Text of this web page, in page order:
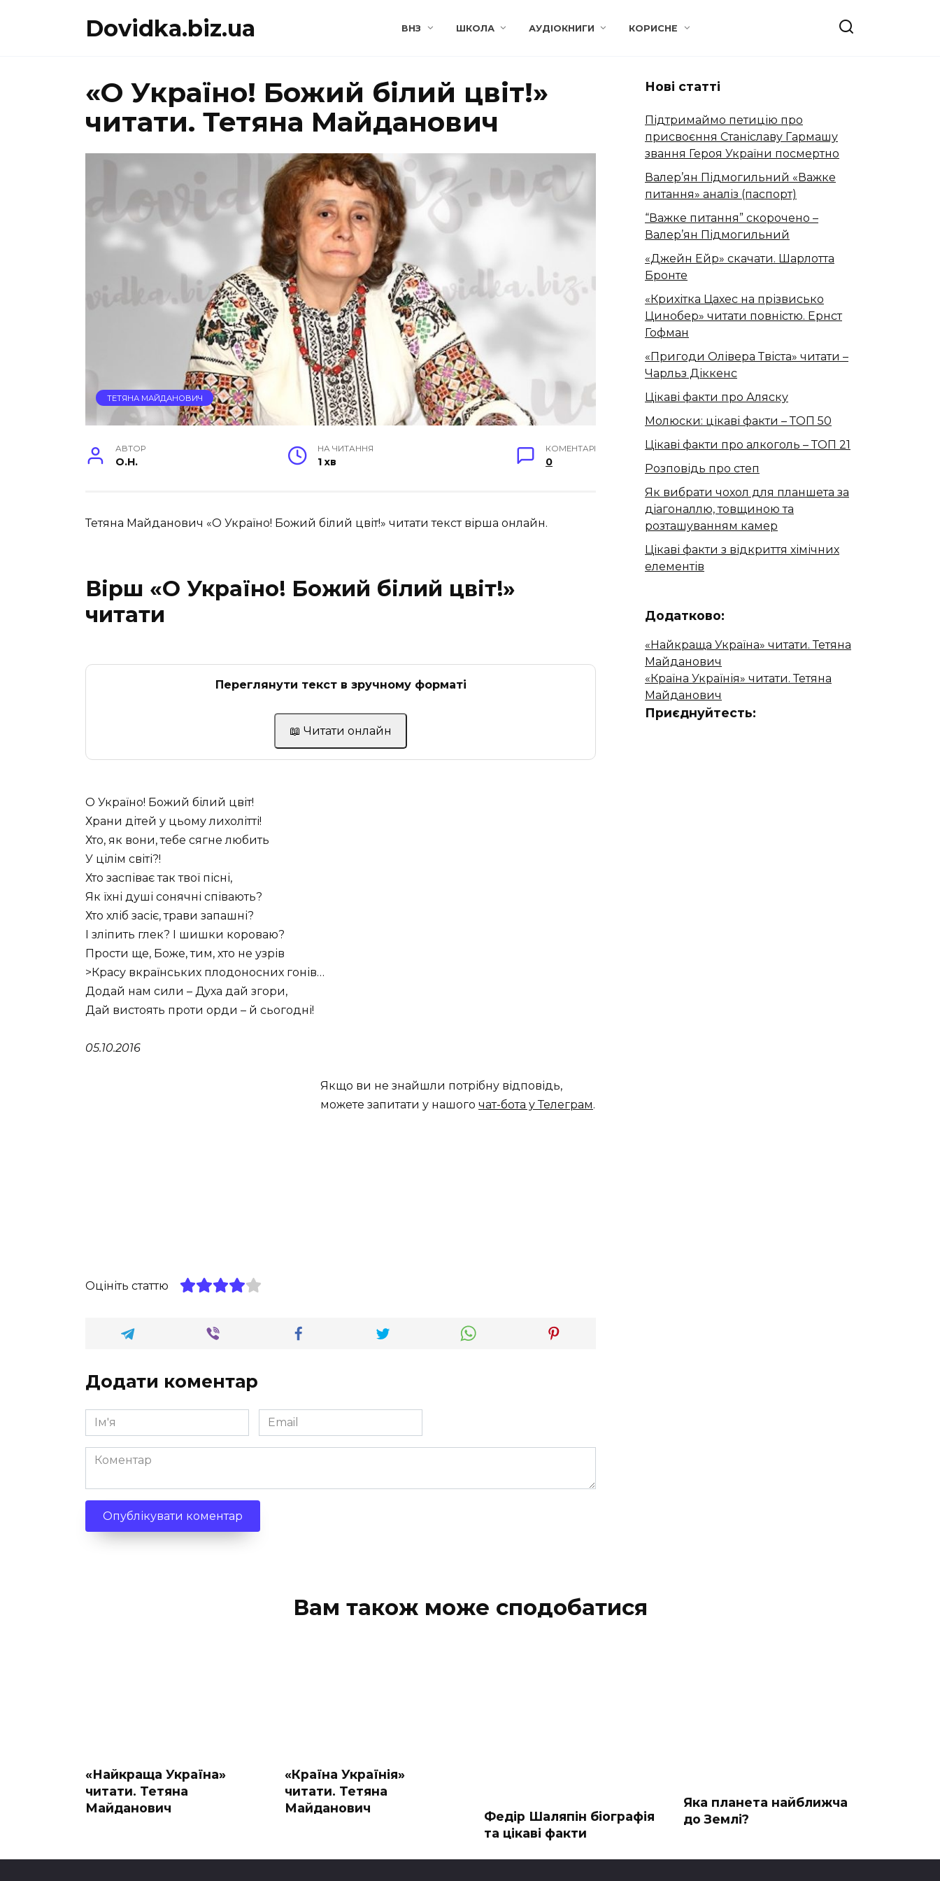
Dovidka.biz.ua ВНЗ ШКОЛА АУДІОКНИГИ КОРИСНЕ
«О Україно! Божий білий цвіт!»
читати. Тетяна Майданович
ТЕТЯНА МАЙДАНОВИЧ
АВТОР
O.H.
НА ЧИТАННЯ
1 хв
КОМЕНТАРІ
0
Тетяна Майданович «О Україно! Божий білий цвіт!» читати текст вірша онлайн.
Вірш «О Україно! Божий білий цвіт!»
читати
Переглянути текст в зручному форматі
📖 Читати онлайн
О Україно! Божий білий цвіт!
Храни дітей у цьому лихолітті!
Хто, як вони, тебе сягне любить
У цілім світі?!
Хто заспіває так твої пісні,
Як їхні душі сонячні співають?
Хто хліб засіє, трави запашні?
І зліпить глек? І шишки короваю?
Прости ще, Боже, тим, хто не узрів
>Красу вкраїнських плодоносних гонів…
Додай нам сили – Духа дай згори,
Дай вистоять проти орди – й сьогодні!
05.10.2016
Якщо ви не знайшли потрібну відповідь,
можете запитати у нашого чат-бота у Телеграм.
Оцініть статтю
Додати коментар
Ім'я
*
Email
*
Коментар
Нові статті
Підтримаймо петицію про
присвоєння Станіславу Гармашу
звання Героя України посмертно
Валер’ян Підмогильний «Важке
питання» аналіз (паспорт)
“Важке питання” скорочено –
Валер’ян Підмогильний
«Джейн Ейр» скачати. Шарлотта
Бронте
«Крихітка Цахес на прізвисько
Цинобер» читати повністю. Ернст
Гофман
«Пригоди Олівера Твіста» читати –
Чарльз Діккенс
Цікаві факти про Аляску
Молюски: цікаві факти – ТОП 50
Цікаві факти про алкоголь – ТОП 21
Розповідь про степ
Як вибрати чохол для планшета за
діагоналлю, товщиною та
розташуванням камер
Цікаві факти з відкриття хімічних
елементів
Додатково:
«Найкраща Україна» читати. Тетяна
Майданович
«Країна Українія» читати. Тетяна
Майданович
Приєднуйтесть:
Вам також може сподобатися
«Найкраща Україна»
читати. Тетяна
Майданович
«Країна Українія»
читати. Тетяна
Майданович
Федір Шаляпін біографія
та цікаві факти
Яка планета найближча
до Землі?